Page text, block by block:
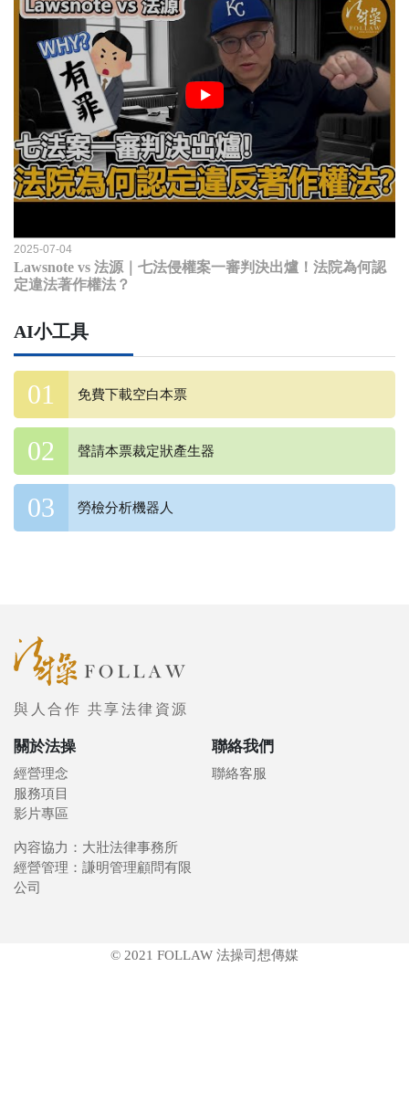
2025-07-04
Lawsnote vs 法源｜七法侵權案一審判決出爐！法院為何認
定違法著作權法？
AI小工具
免費下載空白本票
聲請本票裁定狀產生器
勞檢分析機器人
與人合作 共享法律資源
關於法操
經營理念
服務項目
影片專區
聯絡我們
聯絡客服
內容協力：大壯法律事務所
經營管理：謙明管理顧問有限
公司
© 2021 FOLLAW 法操司想傳媒